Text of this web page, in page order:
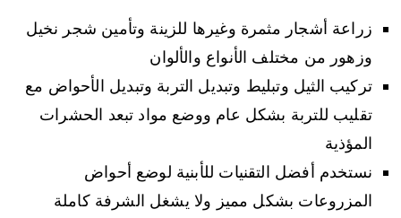
زراعة أشجار مثمرة وغيرها للزينة وتأمين شجر نخيل
وزهور من مختلف الأنواع والألوان
تركيب الثيل وتبليط وتبديل التربة وتبديل الأحواض مع
تقليب للتربة بشكل عام ووضع مواد تبعد الحشرات
المؤذية
نستخدم أفضل التقنيات للأبنية لوضع أحواض
المزروعات بشكل مميز ولا يشغل الشرفة كاملة